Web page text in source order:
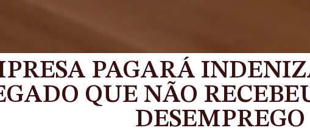
PAGARÁ
QUE NÃO
DESEMPREGO